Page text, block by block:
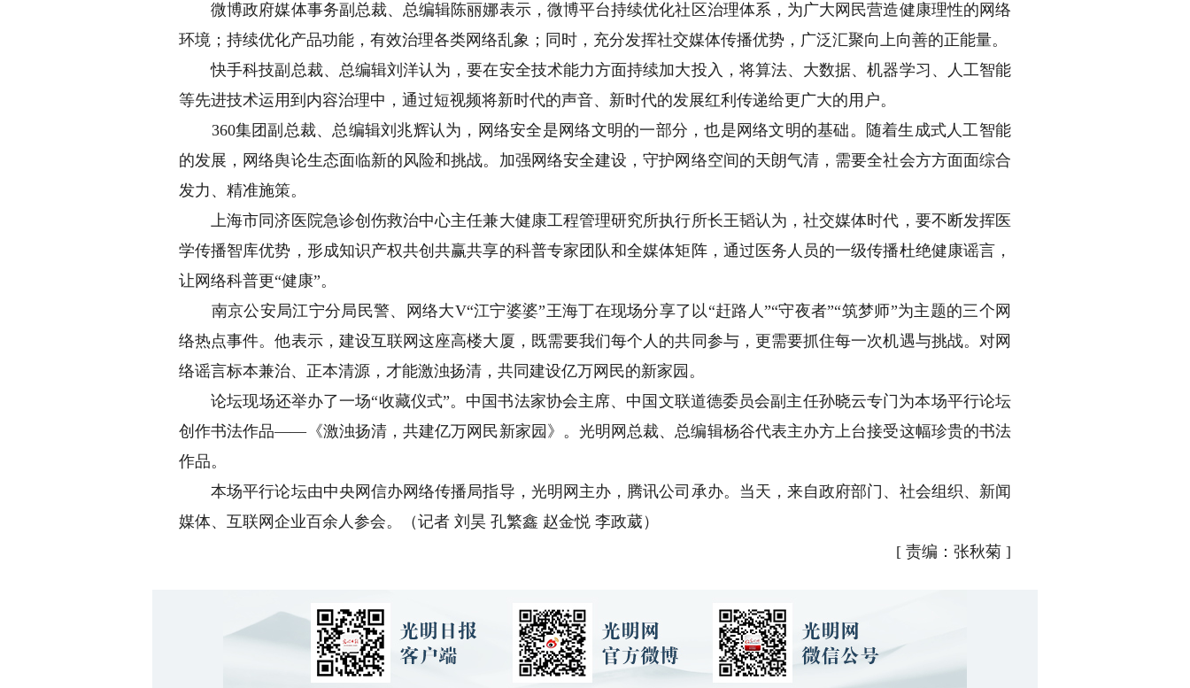
微博政府媒体事务副总裁、总编辑陈丽娜表示，微博平台持续优化社区治理体系，为广大网民营造健康理性的网络
环境；持续优化产品功能，有效治理各类网络乱象；同时，充分发挥社交媒体传播优势，广泛汇聚向上向善的正能量。
快手科技副总裁、总编辑刘洋认为，要在安全技术能力方面持续加大投入，将算法、大数据、机器学习、人工智能
等先进技术运用到内容治理中，通过短视频将新时代的声音、新时代的发展红利传递给更广大的用户。
360集团副总裁、总编辑刘兆辉认为，网络安全是网络文明的一部分，也是网络文明的基础。随着生成式人工智能
的发展，网络舆论生态面临新的风险和挑战。加强网络安全建设，守护网络空间的天朗气清，需要全社会方方面面综合
发力、精准施策。
上海市同济医院急诊创伤救治中心主任兼大健康工程管理研究所执行所长王韬认为，社交媒体时代，要不断发挥医
学传播智库优势，形成知识产权共创共赢共享的科普专家团队和全媒体矩阵，通过医务人员的一级传播杜绝健康谣言，
让网络科普更“健康”。
南京公安局江宁分局民警、网络大V“江宁婆婆”王海丁在现场分享了以“赶路人”“守夜者”“筑梦师”为主题的三个网
络热点事件。他表示，建设互联网这座高楼大厦，既需要我们每个人的共同参与，更需要抓住每一次机遇与挑战。对网
络谣言标本兼治、正本清源，才能激浊扬清，共同建设亿万网民的新家园。
论坛现场还举办了一场“收藏仪式”。中国书法家协会主席、中国文联道德委员会副主任孙晓云专门为本场平行论坛
创作书法作品——《激浊扬清，共建亿万网民新家园》。光明网总裁、总编辑杨谷代表主办方上台接受这幅珍贵的书法
作品。
本场平行论坛由中央网信办网络传播局指导，光明网主办，腾讯公司承办。当天，来自政府部门、社会组织、新闻
媒体、互联网企业百余人参会。（记者 刘昊 孔繁鑫 赵金悦 李政葳）
[ 责编：张秋菊 ]